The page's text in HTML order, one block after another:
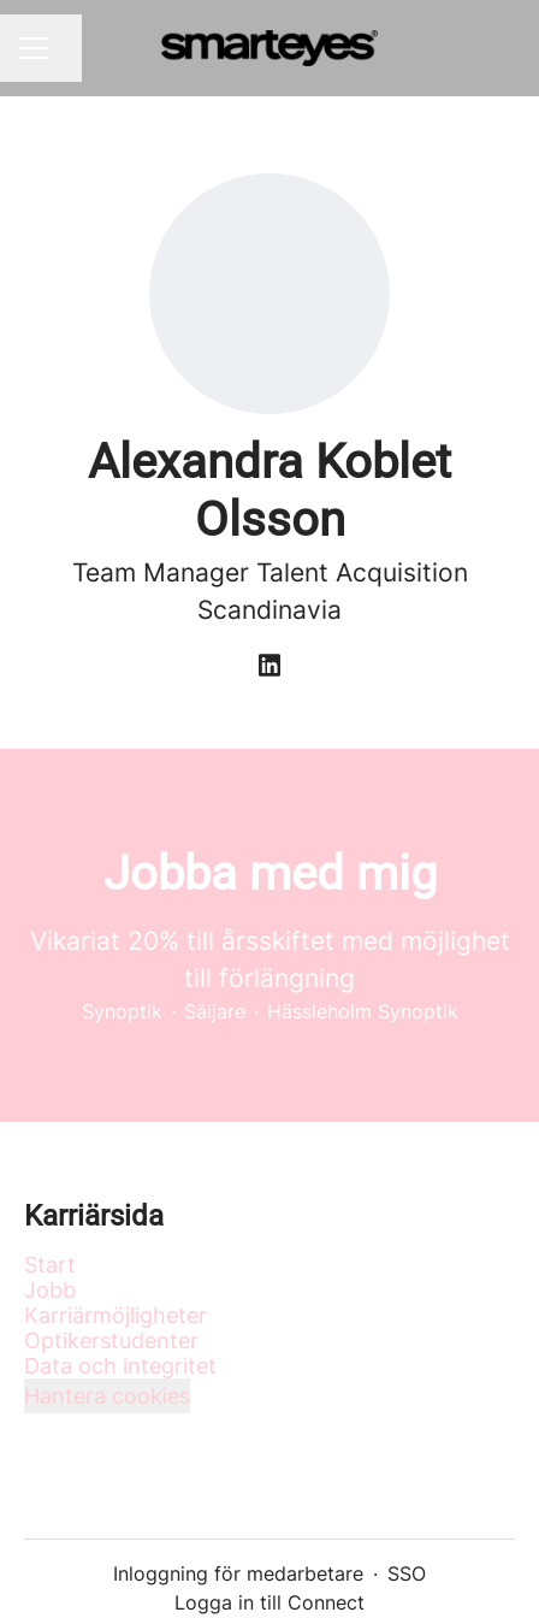
Alexandra Koblet
Olsson
Team Manager Talent Acquisition
Scandinavia
Jobba med mig
Vikariat 20% till årsskiftet med möjlighet
till förlängning
Synoptik · Säljare · Hässleholm Synoptik
Karriärsida
Start
Jobb
Karriärmöjligheter
Optikerstudenter
Data och integritet
Hantera cookies
Inloggning för medarbetare · SSO
Logga in till Connect